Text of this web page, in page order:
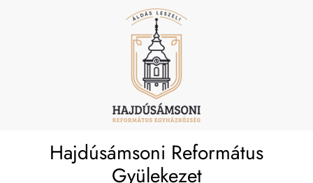
Hajdúsámsoni Református
Gyülekezet